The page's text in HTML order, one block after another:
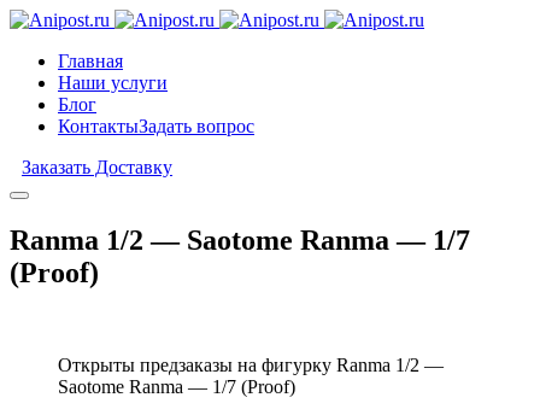
Главная
Наши услуги
Блог
КонтактыЗадать вопрос
Заказать Доставку
Ranma 1/2 — Saotome Ranma — 1/7
(Proof)
Открыты предзаказы на фигурку Ranma 1/2 —
Saotome Ranma — 1/7 (Proof)